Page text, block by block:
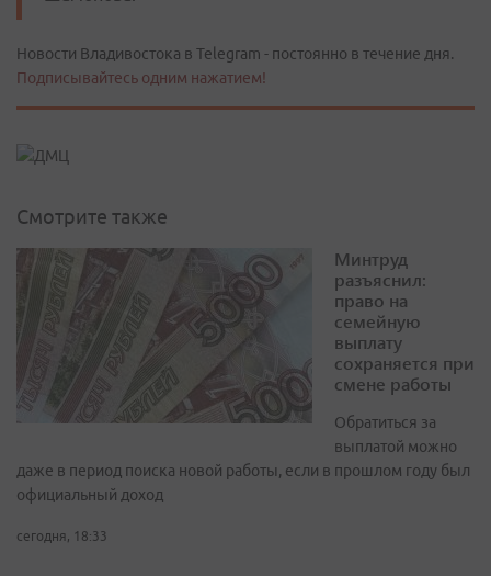
Новости Владивостока в Telegram - постоянно в течение дня.
Подписывайтесь одним нажатием!
Смотрите также
Минтруд
разъяснил:
право на
семейную
выплату
сохраняется при
смене работы
Обратиться за
выплатой можно
даже в период поиска новой работы, если в прошлом году был
официальный доход
сегодня, 18:33